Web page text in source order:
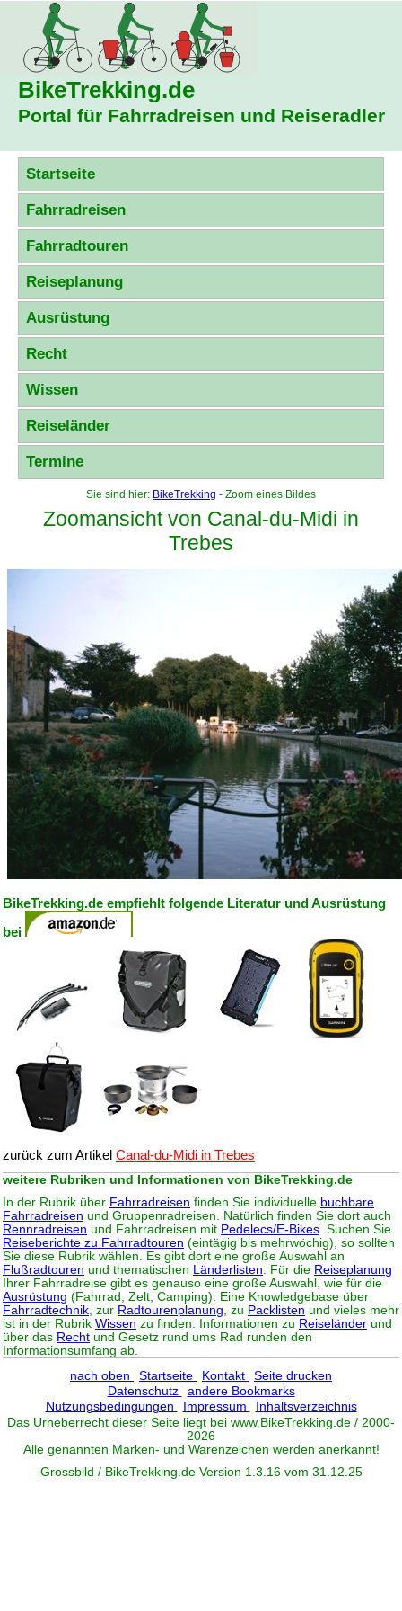
BikeTrekking.de
Portal für Fahrradreisen und Reiseradler
Startseite
Fahrradreisen
Fahrradtouren
Reiseplanung
Ausrüstung
Recht
Wissen
Reiseländer
Termine
Sie sind hier: BikeTrekking - Zoom eines Bildes
Zoomansicht von Canal-du-Midi in
Trebes
BikeTrekking.de empfiehlt folgende Literatur und Ausrüstung
bei
zurück zum Artikel Canal-du-Midi in Trebes
weitere Rubriken und Informationen von BikeTrekking.de
In der Rubrik über Fahrradreisen finden Sie individuelle buchbare
Fahrradreisen und Gruppenradreisen. Natürlich finden Sie dort auch
Rennradreisen und Fahrradreisen mit Pedelecs/E-Bikes. Suchen Sie
Reiseberichte zu Fahrradtouren (eintägig bis mehrwöchig), so sollten
Sie diese Rubrik wählen. Es gibt dort eine große Auswahl an
Flußradtouren und thematischen Länderlisten. Für die Reiseplanung
Ihrer Fahrradreise gibt es genauso eine große Auswahl, wie für die
Ausrüstung (Fahrrad, Zelt, Camping). Eine Knowledgebase über
Fahrradtechnik, zur Radtourenplanung, zu Packlisten und vieles mehr
ist in der Rubrik Wissen zu finden. Informationen zu Reiseländer und
über das Recht und Gesetz rund ums Rad runden den
Informationsumfang ab.
nach oben
Startseite Kontakt
Seite drucken
Datenschutz
andere Bookmarks
Nutzungsbedingungen
Impressum
Inhaltsverzeichnis
Das Urheberrecht dieser Seite liegt bei www. BikeTrekking.de / 2000-
2026
Alle genannten Marken- und Warenzeichen werden anerkannt!
Grossbild / BikeTrekking.de Version 1.3.16 vom 31.12.25